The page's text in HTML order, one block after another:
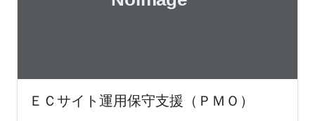
ＥＣサイト運用保守支援（ＰＭＯ）